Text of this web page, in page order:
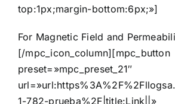
top:1px;margin-bottom:6px;»]
For Magnetic Field and
[/mpc_icon_column][mpc_button
preset=»mpc_preset_21″
1-782-prueba%2F|title:Link||»